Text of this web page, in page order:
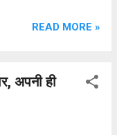
सुखपाल सिंह व अन्य पुलिस
नशीली गोलियां
पुत्र रामचंद्र वासी
READ MORE »
अपनी ही